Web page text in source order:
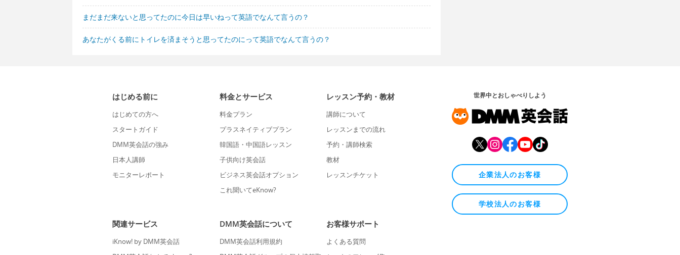
まだまだ来ないと思ってたのに今日は早いねって英語でなんて言うの？
あなたがくる前にトイレを済まそうと思ってたのにって英語でなんて言うの？
はじめる前に
はじめての方へ
スタートガイド
DMM英会話の強み
日本人講師
モニターレポート
料金とサービス
料金プラン
プラスネイティブプラン
韓国語・中国語レッスン
子供向け英会話
ビジネス英会話オプション
これ聞いてeKnow?
レッスン予約・教材
講師について
レッスンまでの流れ
予約・講師検索
教材
レッスンチケット
関連サービス
iKnow! by DMM英会話
DMM英会話について
DMM英会話利用規約
お客様サポート
よくある質問
世界中とおしゃべりしよう
企業法人のお客様
学校法人のお客様